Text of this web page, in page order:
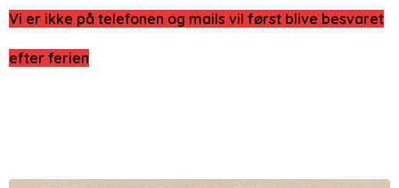
Vi er ikke på telefonen og mails vil først blive besvaret
efter ferien